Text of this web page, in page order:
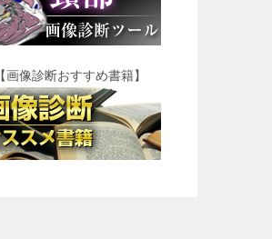
【画像診断おすすめ書籍】